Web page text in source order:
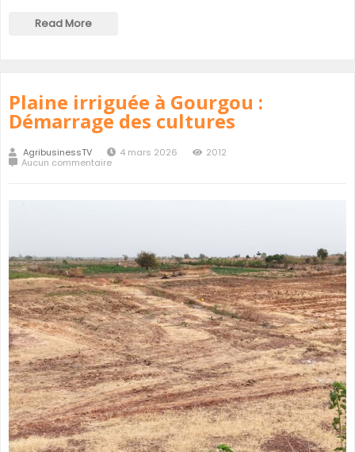
Read More
Plaine irriguée à Gourgou :
Démarrage des cultures
AgribusinessTV 4 mars 2026
2012
Aucun commentaire